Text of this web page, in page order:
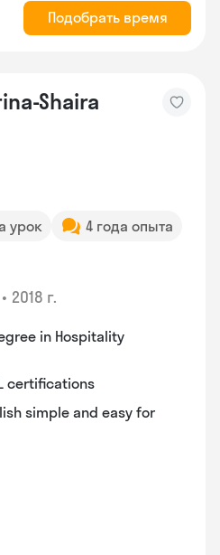
Подобрать время
Shaira
урок
4 года опыта
• 2018 г.
in Hospitality
certifications
simple and easy for